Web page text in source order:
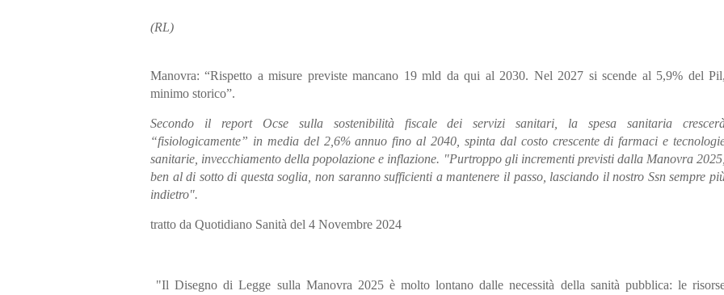
(RL)
Manovra: “Rispetto a misure previste mancano 19 mld da qui al 2030. Nel 2027 si scende al 5,9% del Pil,
minimo storico”.
Secondo il report Ocse sulla sostenibilità fiscale dei servizi sanitari, la spesa sanitaria
“fisiologicamente” in media del 2,6% annuo fino al 2040, spinta dal costo crescente di farmaci e
sanitarie, invecchiamento della popolazione e inflazione. "Purtroppo gli incrementi previsti dalla Manovra 2025,
ben al di sotto di questa soglia, non saranno sufficienti a mantenere il passo, lasciando il nostro Ssn sempre
indietro".
tratto da Quotidiano Sanità del 4 Novembre 2024
"Il Disegno di Legge sulla Manovra 2025 è molto lontano dalle necessità della sanità pubblica: le